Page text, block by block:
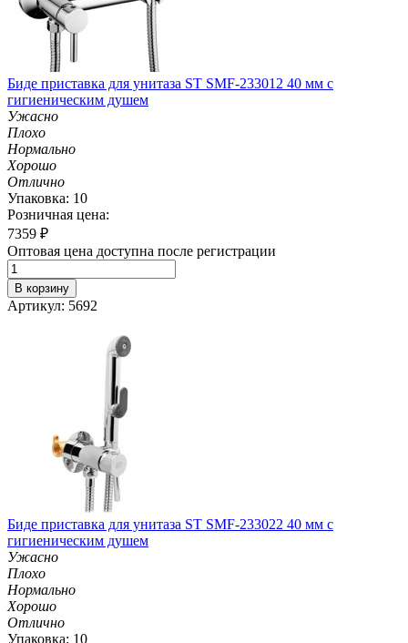
Биде приставка для унитаза ST SMF-233012 40 мм с
гигиеническим душем
Ужасно
Плохо
Нормально
Хорошо
Отлично
Упаковка: 10
Розничная цена:
7359 ₽
Оптовая цена доступна после регистрации
В корзину
Артикул: 5692
Биде приставка для унитаза ST SMF-233022 40 мм с
гигиеническим душем
Ужасно
Плохо
Нормально
Хорошо
Отлично
Упаковка: 10